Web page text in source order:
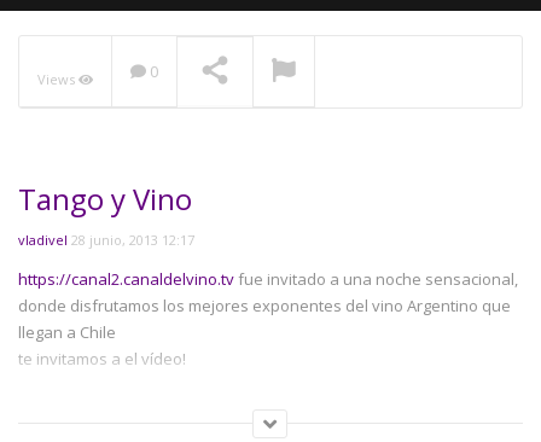
Views 0
Tango y Vino
vladivel 28 junio, 2013 12:17
https://canal2.canaldelvino.tvfue invitado a una noche sensacional,
donde disfrutamos los mejores exponentes del vino Argentino que
llegan a Chile
te invitamos a el vídeo!